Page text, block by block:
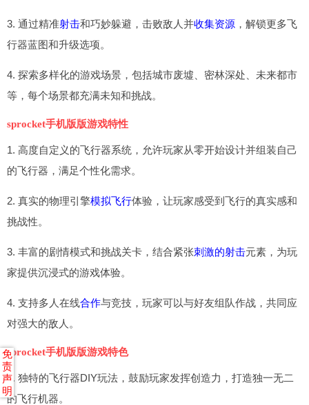
3. 通过精准射击和巧妙躲避，击败敌人并收集资源 ，解锁更多飞
行器蓝图和升级选项。
4. 探索多样化的游戏场景，包括城市废墟、密林深处、未来都市
等，每个场景都充满未知和挑战。
sprocket手机版版游戏特性
1. 高度自定义的飞行器系统，允许玩家从零开始设计并组装自己
的飞行器，满足个性化需求。
2. 真实的物理引擎模拟飞行体验，让玩家感受到飞行的真实感和
挑战性。
3. 丰富的剧情模式和挑战关卡，结合紧张刺激的射击元素，为玩
家提供沉浸式的游戏体验。
4. 支持多人在线合作与竞技，玩家可以与好友组队作战，共同应
对强大的敌人。
sprocket手机版版游戏特色
1. 独特的飞行器DIY玩法，鼓励玩家发挥创造力，打造独一无二
的飞行机器。
免
责
声
明